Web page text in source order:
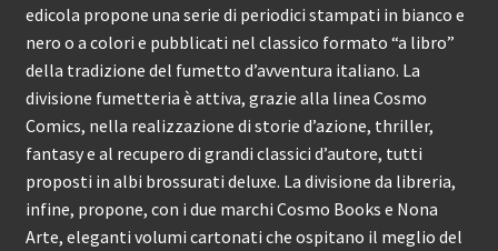
edicola propone una serie di periodici stampati in bianco e
nero o a colori e pubblicati nel classico formato “a libro”
della tradizione del fumetto d’avventura italiano. La
divisione fumetteria è attiva, grazie alla linea Cosmo
Comics, nella realizzazione di storie d’azione, thriller,
fantasy e al recupero di grandi classici d’autore, tutti
proposti in albi brossurati deluxe. La divisione da libreria,
infine, propone, con i due marchi Cosmo Books e Nona
Arte, eleganti volumi cartonati che ospitano il meglio del